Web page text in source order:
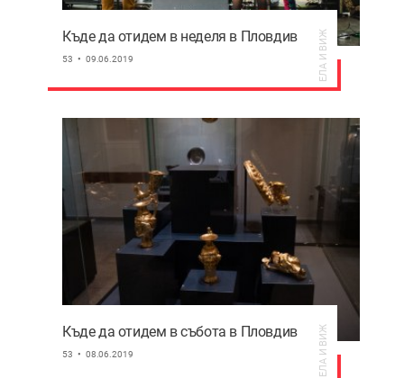
Къде да отидем в неделя в Пловдив
53 09.06.2019 ЕЛА И ВИЖ
Къде да отидем в събота в Пловдив
53 08.06.2019 ЕЛА И ВИЖ